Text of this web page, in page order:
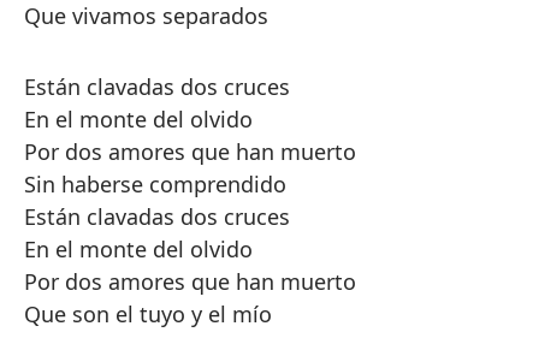
Que vivamos separados
Están clavadas dos cruces
En el monte del olvido
Por dos amores que han muerto
Sin haberse comprendido
Están clavadas dos cruces
En el monte del olvido
Por dos amores que han muerto
Que son el tuyo y el mío